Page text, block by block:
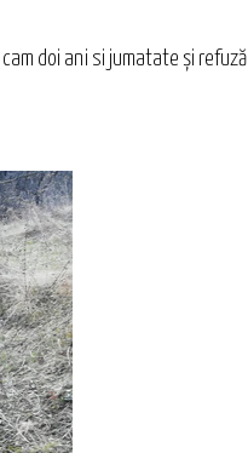
doi ani si jumatate și